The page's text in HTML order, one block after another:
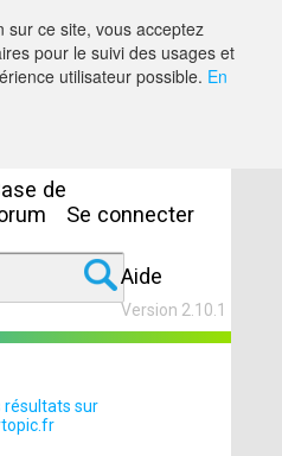
de
Se connecter
Aide
Version 2.10.1
résultats sur
sur ce site, vous acceptez
pour le suivi des usages et
utilisateur possible. En